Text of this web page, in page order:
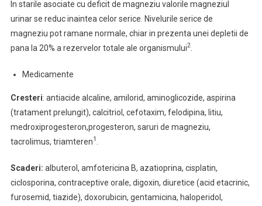
In starile asociate cu deficit de magneziu valorile magneziul
urinar se reduc inaintea celor serice. Nivelurile serice de
magneziu pot ramane normale, chiar in prezenta unei depletii de
pana la 20% a rezervelor totale ale organismului2.
Medicamente
Cresteri: antiacide alcaline, amilorid, aminoglicozide, aspirina
(tratament prelungit), calcitriol, cefotaxim, felodipina, litiu,
medroxiprogesteron,progesteron, saruri de magneziu,
tacrolimus, triamteren1
Scaderi: albuterol, amfotericina B, azatioprina, cisplatin,
ciclosporina, contraceptive orale, digoxin, diuretice (acid etacrinic,
furosemid, tiazide), doxorubicin, gentamicina, haloperidol,